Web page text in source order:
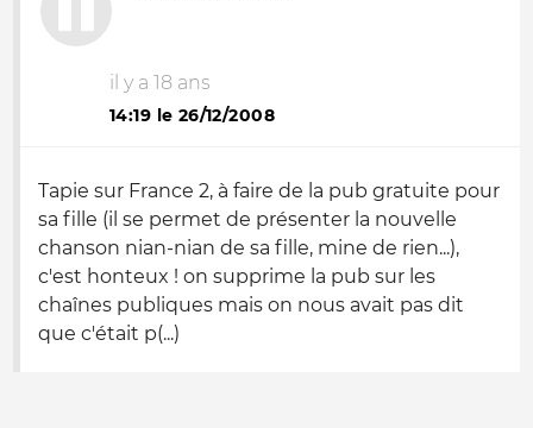
il y a 18 ans
14:19 le 26/12/2008
Tapie sur France 2, à faire de la pub gratuite pour
sa fille (il se permet de présenter la nouvelle
chanson nian-nian de sa fille, mine de rien...),
c'est honteux ! on supprime la pub sur les
chaînes publiques mais on nous avait pas dit
que c'était p(...)